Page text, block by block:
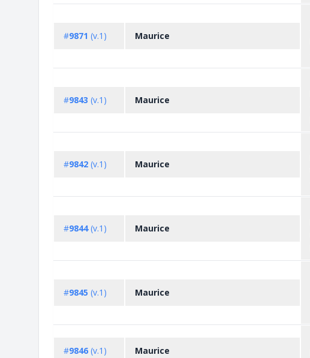
#9871 (v.1) Maurice
#9843 (v.1) Maurice
#9842 (v.1) Maurice
#9844(v.1) Maurice
#9845 (v.1) Maurice
#9846 (v.1) Maurice